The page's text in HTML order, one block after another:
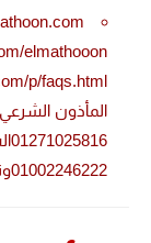
المأذون
01002246222وتساب 01126360326